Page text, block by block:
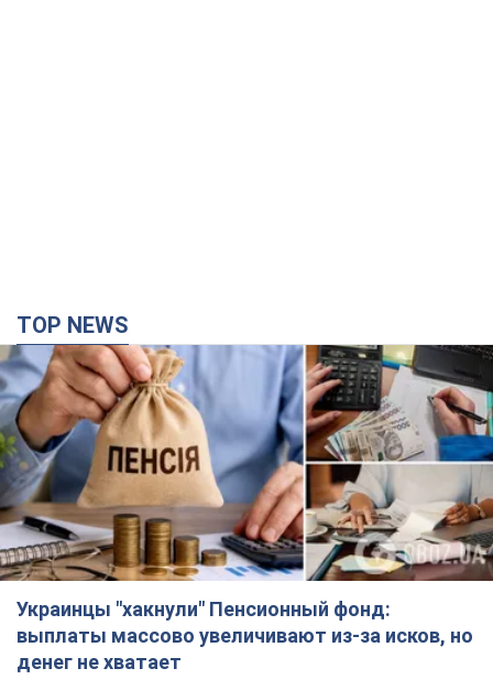
TOP NEWS
Украинцы "хакнули" Пенсионный фонд:
выплаты массово увеличивают из-за исков, но
денег не хватает